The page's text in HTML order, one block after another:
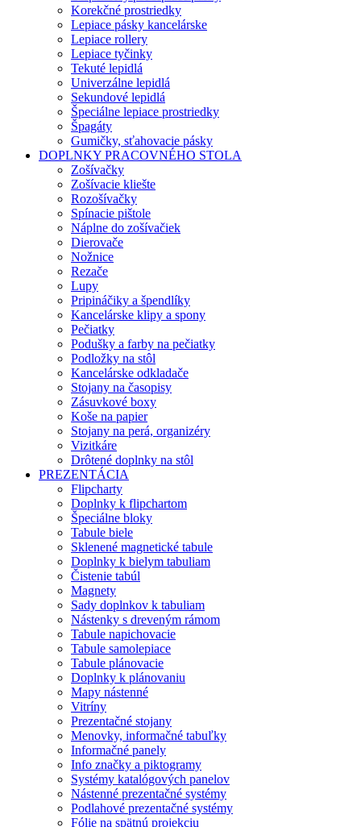
Korekčné prostriedky
Lepiace pásky kancelárske
Lepiace rollery
Lepiace tyčinky
Tekuté lepidlá
Univerzálne lepidlá
Sekundové lepidlá
Špeciálne lepiace prostriedky
Špagáty
Gumičky, sťahovacie pásky
DOPLNKY PRACOVNÉHO STOLA
Zošívačky
Zošívacie kliešte
Rozošívačky
Spínacie pištole
Náplne do zošívačiek
Dierovače
Nožnice
Rezače
Lupy
Pripináčiky a špendlíky
Kancelárske klipy a spony
Pečiatky
Podušky a farby na pečiatky
Podložky na stôl
Kancelárske odkladače
Stojany na časopisy
Zásuvkové boxy
Koše na papier
Stojany na perá, organizéry
Vizitkáre
Drôtené doplnky na stôl
PREZENTÁCIA
Flipcharty
Doplnky k flipchartom
Špeciálne bloky
Tabule biele
Sklenené magnetické tabule
Doplnky k bielym tabuliam
Čistenie tabúl
Magnety
Sady doplnkov k tabuliam
Nástenky s dreveným rámom
Tabule napichovacie
Tabule samolepiace
Tabule plánovacie
Doplnky k plánovaniu
Mapy nástenné
Vitríny
Prezentačné stojany
Menovky, informačné tabuľky
Informačné panely
Info značky a piktogramy
Systémy katalógových panelov
Nástenné prezentačné systémy
Podlahové prezentačné systémy
Fólie na spätnú projekciu